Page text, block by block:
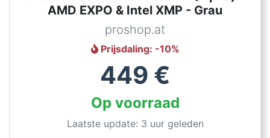
AMD EXPO & Intel XMP - Grau
proshop.at
Prijsdaling: -10%
449 €
Op voorraad
Laatste update: 3 uur geleden